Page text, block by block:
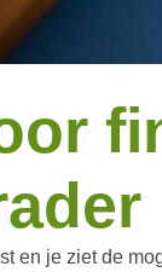
en je ziet de